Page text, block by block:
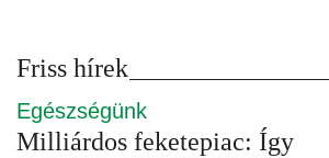
Friss hírek
Egészségünk
Milliárdos feketepiac: Így